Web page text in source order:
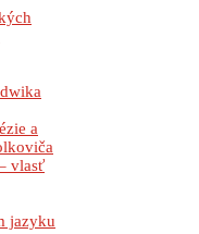
a
vlasť
jazyku